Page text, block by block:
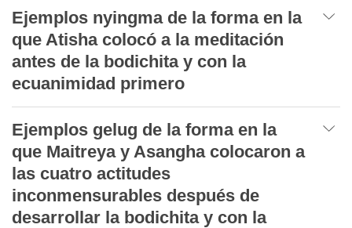
Ejemplos nyingma de la forma en la
que Atisha colocó a la meditación
antes de la bodichita y con la
ecuanimidad primero
Ejemplos gelug de la forma en la
que Maitreya y Asangha colocaron a
las cuatro actitudes
inconmensurables después de
desarrollar la bodichita y con la